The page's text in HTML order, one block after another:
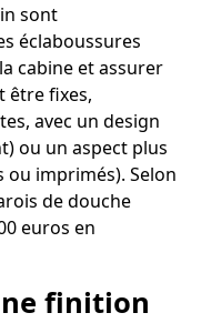
sont
éclaboussures
cabine et assurer
être fixes,
avec un design
ou un aspect plus
imprimés). Selon
de douche
euros en
finition